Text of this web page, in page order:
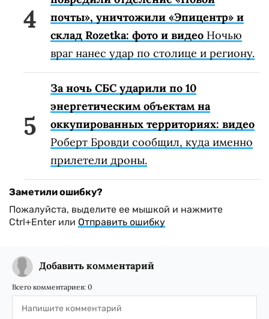
почты», уничтожили «Эпицентр» и
склад Rozetka: фото и видео Ночью
враг нанес удар по столице и региону.
За ночь СБС ударили по 10
энергетическим объектам на
оккупированных территориях: видео
Роберт Бровди сообщил, куда именно
прилетели дроны.
Заметили ошибку?
Пожалуйста, выделите ее мышкой и нажмите
Ctrl+Enter или Отправить ошибку
Добавить комментарий
Всего комментариев: 0